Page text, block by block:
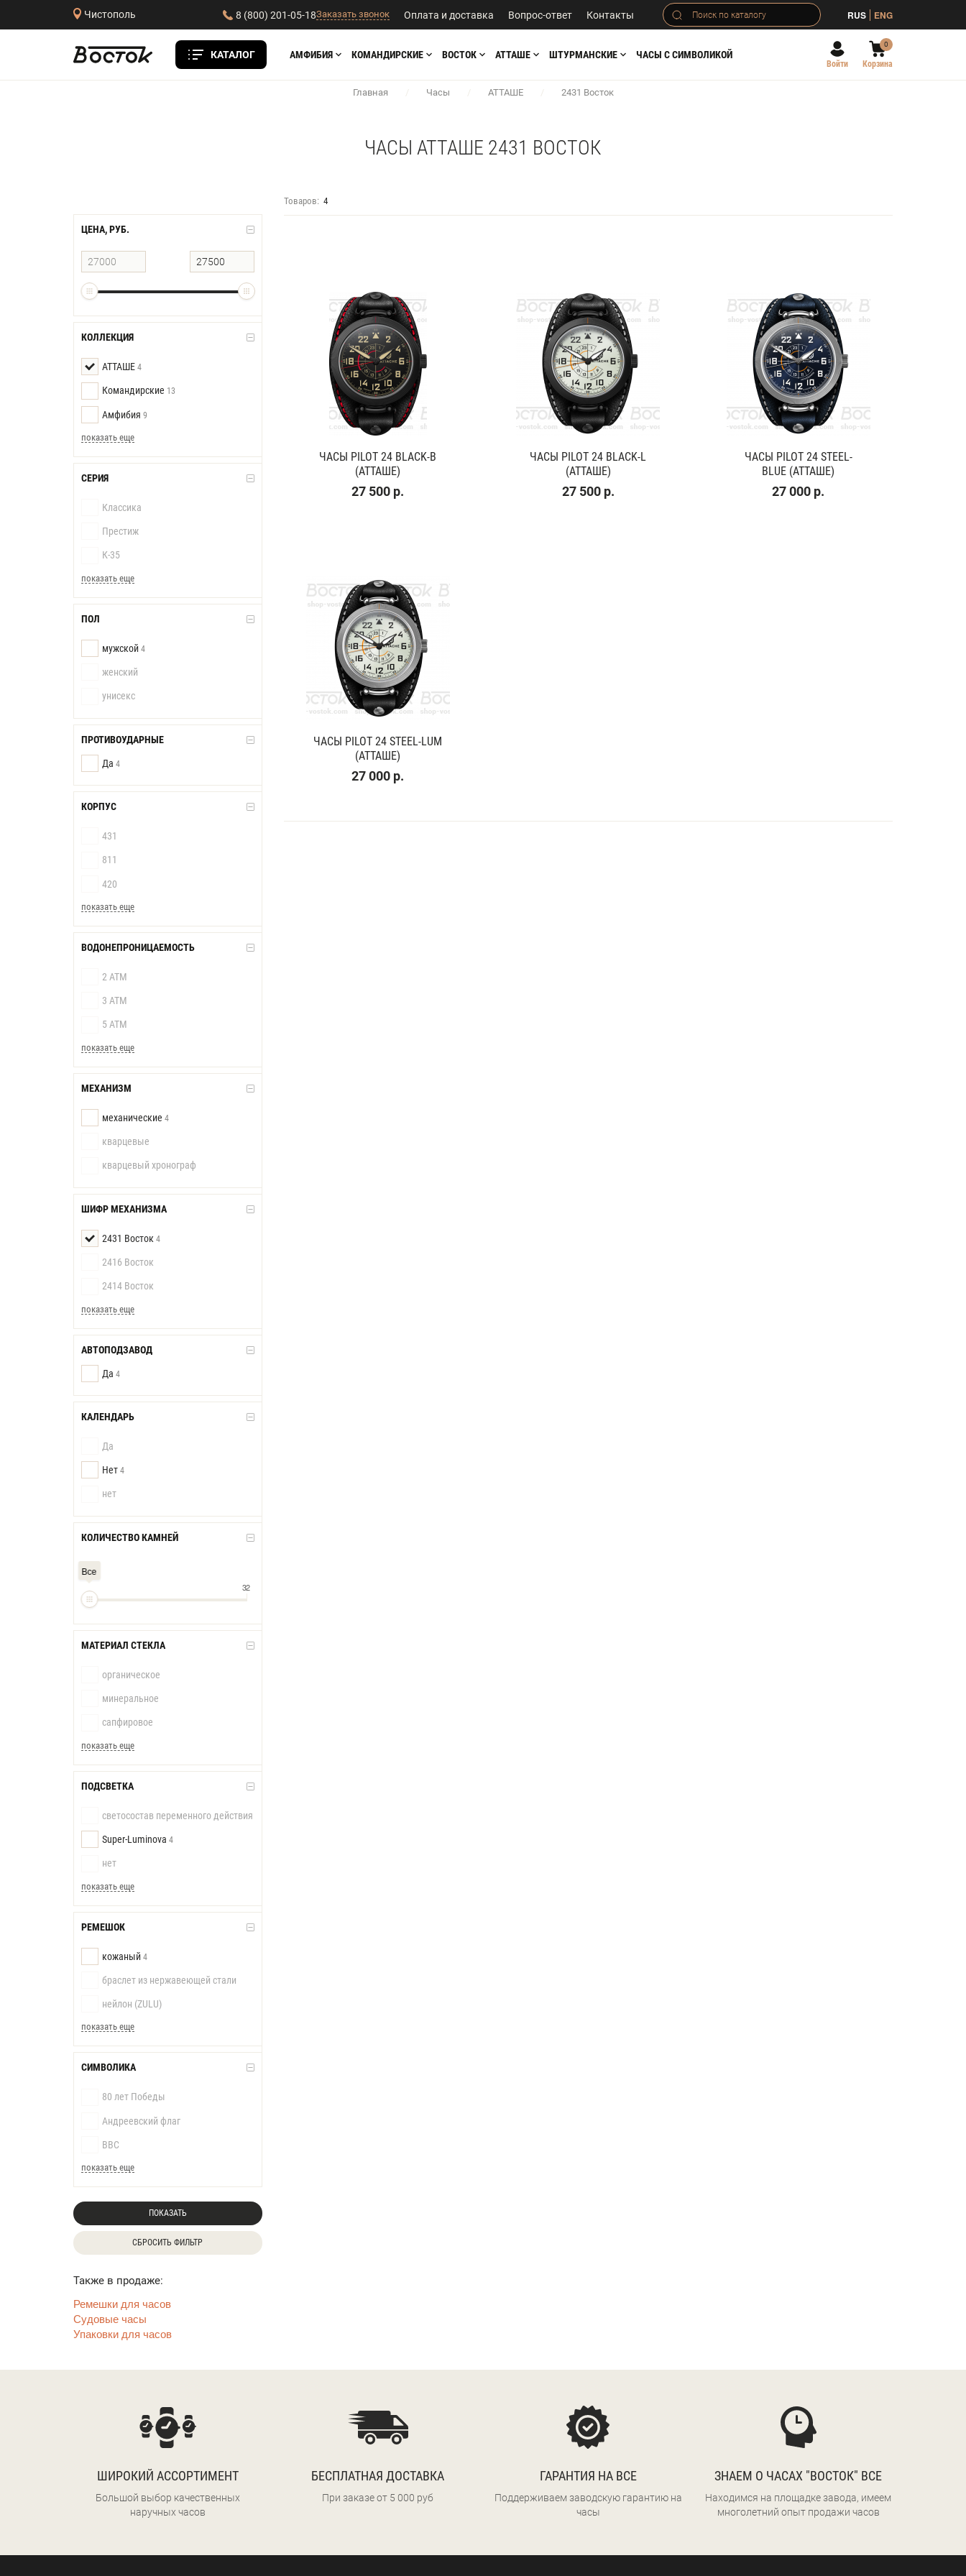
Чистополь 8 (800) 201-05-18Заказать звонок Оплата и доставка Вопрос-ответ Контакты RUS ENG
КАТАЛОГ АМФИБИЯ КОМАНДИРСКИЕ ВОСТОК АТТАШЕ ШТУРМАНСКИЕ ЧАСЫ С СИМВОЛИКОЙ
Войти
0
Корзина
Главная / Часы / АТТАШЕ / 2431 Восток
ЧАСЫ АТТАШЕ 2431 ВОСТОК
ЦЕНА, РУБ.
КОЛЛЕКЦИЯ
АТТАШЕ 4
Командирские 13
Амфибия 9
показать еще
СЕРИЯ
Классика
Престиж
К-35
показать еще
ПОЛ
мужской 4
женский
унисекс
ПРОТИВОУДАРНЫЕ
Да 4
КОРПУС
431
811
420
показать еще
ВОДОНЕПРОНИЦАЕМОСТЬ
2 АТМ
3 АТМ
5 АТМ
показать еще
МЕХАНИЗМ
механические 4
кварцевые
кварцевый хронограф
ШИФР МЕХАНИЗМА
2431 Восток 4
2416 Восток
2414 Восток
показать еще
АВТОПОДЗАВОД
Да 4
КАЛЕНДАРЬ
Да
Нет 4
нет
КОЛИЧЕСТВО КАМНЕЙ
Все
32
МАТЕРИАЛ СТЕКЛА
органическое
минеральное
сапфировое
показать еще
ПОДСВЕТКА
светосостав переменного действия
Super-Luminova 4
нет
показать еще
РЕМЕШОК
кожаный 4
браслет из нержавеющей стали
нейлон (ZULU)
показать еще
СИМВОЛИКА
80 лет Победы
Андреевский флаг
ВВС
показать еще
ПОКАЗАТЬ
СБРОСИТЬ ФИЛЬТР
Также в продаже:
Ремешки для часов
Судовые часы
Упаковки для часов
Товаров: 4
ЧАСЫ PILOT 24 BLACK-B
(АТТАШЕ)
27 500 р.
ЧАСЫ PILOT 24 BLACK-L
(АТТАШЕ)
27 500 р.
ЧАСЫ PILOT 24 STEEL-
BLUE (АТТАШЕ)
27 000 р.
ЧАСЫ PILOT 24 STEEL-LUM
(АТТАШЕ)
27 000 р.
ШИРОКИЙ АССОРТИМЕНТ
Большой выбор качественных
наручных часов
БЕСПЛАТНАЯ ДОСТАВКА
При заказе от 5 000 руб
ГАРАНТИЯ НА ВСЕ
Поддерживаем заводскую гарантию на
часы
ЗНАЕМ О ЧАСАХ "ВОСТОК" ВСЕ
Находимся на площадке завода, имеем
многолетний опыт продажи часов